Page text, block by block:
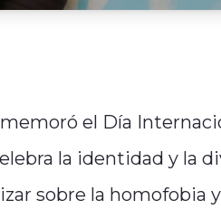
el Día
la identidad y la
sobre la homofobia